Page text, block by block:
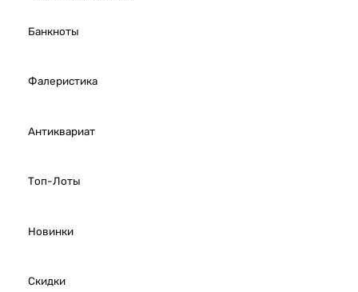
Банкноты
Фалеристика
Антиквариат
Топ-Лоты
Новинки
Скидки